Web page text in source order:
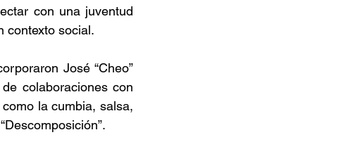
con una juventud
contexto social.
José “Cheo”
colaboraciones con
la cumbia, salsa,